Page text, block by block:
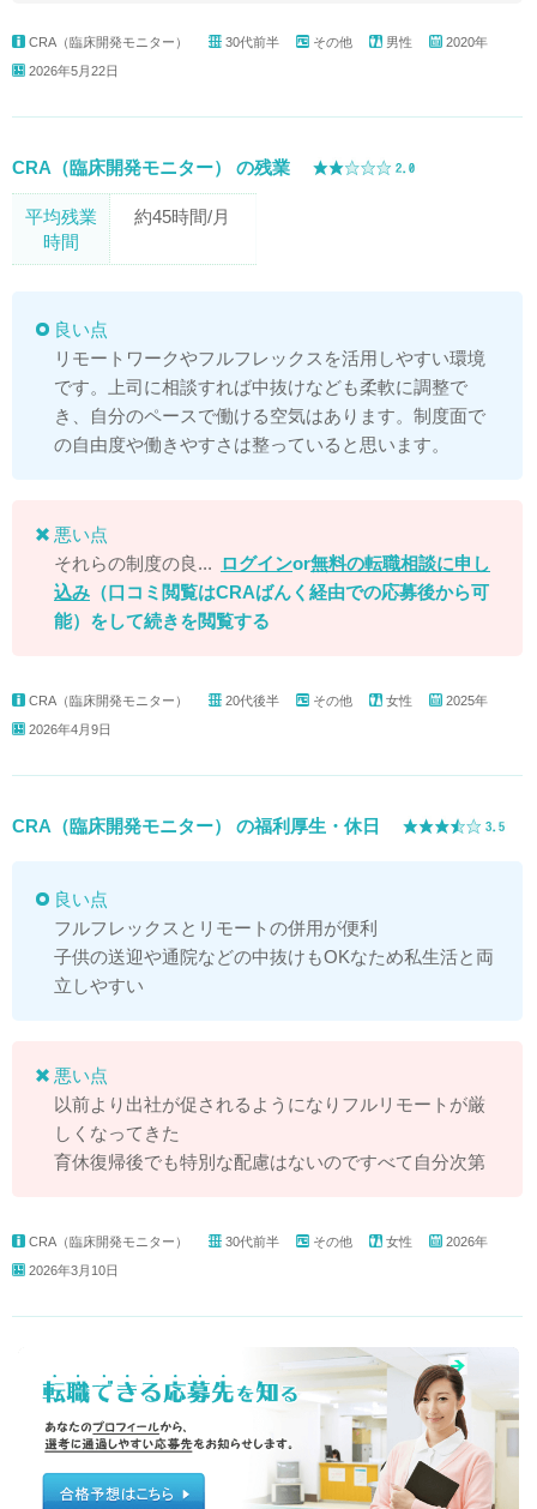
CRA（臨床開発モニター） 30代前半 その他 男性
2020年
2026年5月22日
CRA（臨床開発モニター） の残業
平均残業
時間
約45時間/月
良い点
リモートワークやフルフレックスを活用しやすい環境
です。上司に相談すれば中抜けなども柔軟に調整で
き、自分のペースで働ける空気はあります。制度面で
の自由度や働きやすさは整っていると思います。
悪い点
それらの制度の良... ログインor無料の転職相談に申し
込み （口コミ閲覧はCRAばんく経由での応募後から可
能） をして続きを閲覧する
CRA（臨床開発モニター） 20代後半 その他 女性
2025年
2026年4月9日
CRA（臨床開発モニター） の福利厚生・休日
良い点
フルフレックスとリモートの併用が便利
子供の送迎や通院などの中抜けもOKなため私生活と両
立しやすい
悪い点
以前より出社が促されるようになりフルリモートが厳
しくなってきた
育休復帰後でも特別な配慮はないのですべて自分次第
CRA（臨床開発モニター） 30代前半 その他 女性
2026年
2026年3月10日